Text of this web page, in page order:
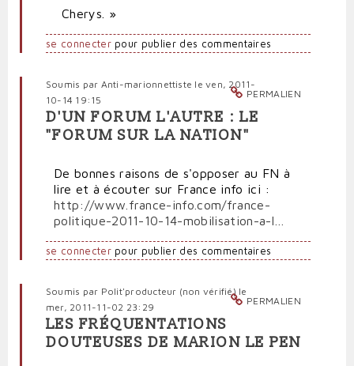
Cherys. »
se connecterpour publier des commentaires
PERMALIEN
Soumis par Anti-marionnettiste le ven, 2011-
10-14 19:15
D'UN FORUM L'AUTRE : LE
"FORUM SUR LA NATION"
De bonnes raisons de s'opposer au FN à
lire et à écouter sur France info ici :
http://www.france-info.com/france-
politique-2011-10-14-mobilisation-a-l…
se connecterpour publier des commentaires
PERMALIEN
Soumis par Polit'producteur (non vérifié)le
mer, 2011-11-02 23:29
LES FRÉQUENTATIONS
DOUTEUSES DE MARION LE PEN